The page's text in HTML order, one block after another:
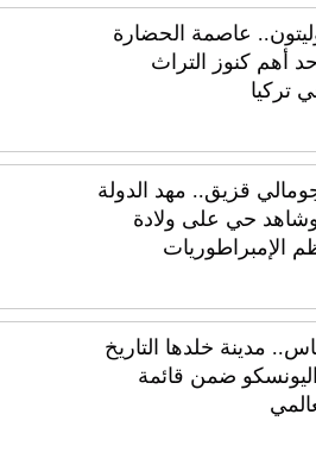
عاصمة الحضارة
أهم كنوز التراث
تركيا
قزيق.. مهد الدولة
وشاهد حي على ولادة
الإمبراطوريات
مدينة خلدها التاريخ
اليونسكو ضمن قائمة